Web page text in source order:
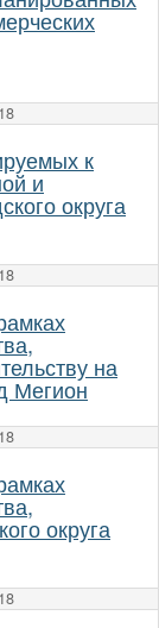
к
и
округа
на
Мегион
округа